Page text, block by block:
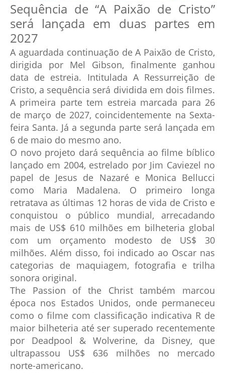
Sequência de “A Paixão de Cristo”
será lançada em duas partes em
2027
A aguardada continuação de A Paixão de Cristo,
dirigida por Mel Gibson, finalmente ganhou
data de estreia. Intitulada A Ressurreição de
Cristo, a sequência será dividida em dois filmes.
A primeira parte tem estreia marcada para 26
de março de 2027, coincidentemente na Sexta-
feira Santa. Já a segunda parte será lançada em
6 de maio do mesmo ano.
O novo projeto dará sequência ao filme bíblico
lançado em 2004, estrelado por Jim Caviezel no
papel de Jesus de Nazaré e Monica Bellucci
como Maria Madalena. O primeiro longa
retratava as últimas 12 horas de vida de Cristo e
conquistou o público mundial, arrecadando
mais de US$ 610 milhões em bilheteria global
com um orçamento modesto de US$ 30
milhões. Além disso, foi indicado ao Oscar nas
categorias de maquiagem, fotografia e trilha
sonora original.
The Passion of the Christ também marcou
época nos Estados Unidos, onde permaneceu
como o filme com classificação indicativa R de
maior bilheteria até ser superado recentemente
por Deadpool & Wolverine, da Disney, que
ultrapassou US$ 636 milhões no mercado
norte-americano.